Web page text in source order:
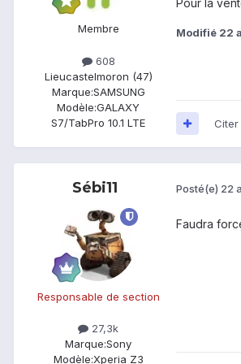
Membre
608
Lieucastelmoron (47)
Marque:SAMSUNG
Modèle:GALAXY
S7/TabPro 10.1 LTE
Pour la
Modifié 22
Citer
Sébi11
Responsable de section
27,3k
Marque:Sony
Modèle:Xperia Z3
Posté(e) 22
Faudra